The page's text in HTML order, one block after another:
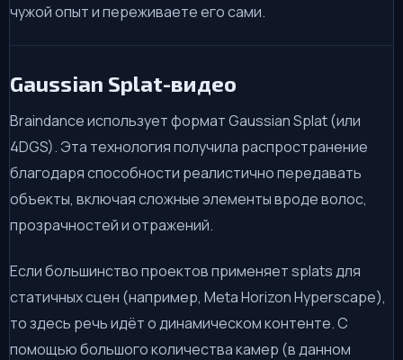
чужой опыт и переживаете его сами.
Gaussian Splat-видео
Braindance использует формат Gaussian Splat (или
4DGS). Эта технология получила распространение
благодаря способности реалистично передавать
объекты, включая сложные элементы вроде волос,
прозрачностей и отражений.
Если большинство проектов применяет splats для
статичных сцен (например, Meta Horizon Hyperscape),
то здесь речь идёт о динамическом контенте. С
помощью большого количества камер (в данном